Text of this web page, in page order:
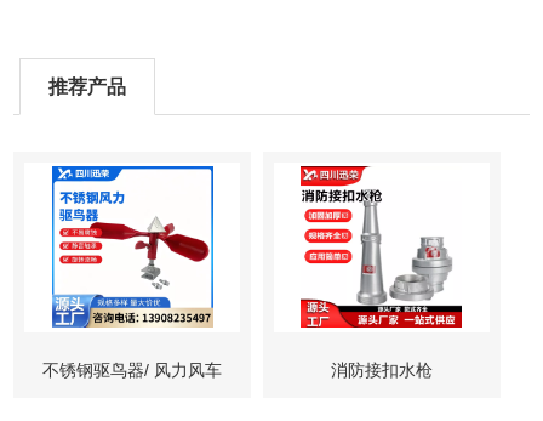
推荐产品
不锈钢驱鸟器/ 风力风车 消防接扣水枪